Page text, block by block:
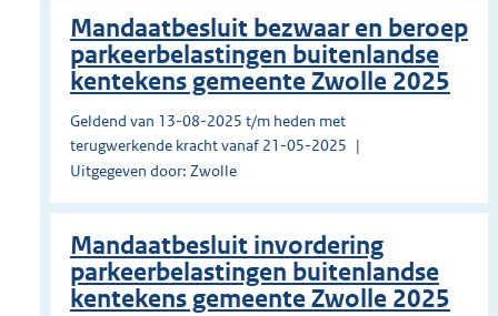
Mandaatbesluit bezwaar en beroep
parkeerbelastingen buitenlandse
kentekens gemeente Zwolle 2025
Geldend van 13-08-2025 t/m heden met
terugwerkende kracht vanaf 21-05-2025
Uitgegeven door: Zwolle
Mandaatbesluit invordering
parkeerbelastingen buitenlandse
kentekens gemeente Zwolle 2025